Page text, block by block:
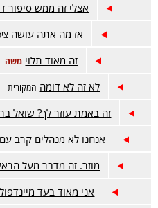
אצלי זה ממש סיפור
אז מה אתה עושה
זה מאוד תלוי משה
לא זה לא דומה המקורית
זה באמת עוזר לך? שואל
אנחנו לא מנהלים קרב
מוזר. זה מדבר מעל
אני מאוד בעד